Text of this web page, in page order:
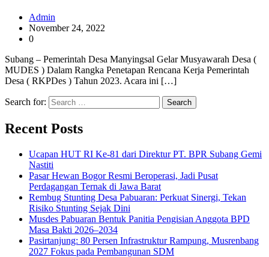
Admin
November 24, 2022
0
Subang – Pemerintah Desa Manyingsal Gelar Musyawarah Desa (
MUDES ) Dalam Rangka Penetapan Rencana Kerja Pemerintah
Desa ( RKPDes ) Tahun 2023. Acara ini […]
Search for:
Recent Posts
Ucapan HUT RI Ke-81 dari Direktur PT. BPR Subang Gemi
Nastiti
Pasar Hewan Bogor Resmi Beroperasi, Jadi Pusat
Perdagangan Ternak di Jawa Barat
Rembug Stunting Desa Pabuaran: Perkuat Sinergi, Tekan
Risiko Stunting Sejak Dini
Musdes Pabuaran Bentuk Panitia Pengisian Anggota BPD
Masa Bakti 2026–2034
Pasirtanjung: 80 Persen Infrastruktur Rampung, Musrenbang
2027 Fokus pada Pembangunan SDM